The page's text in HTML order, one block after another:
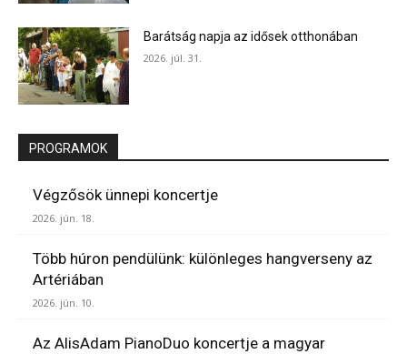
Barátság napja az idősek otthonában
2026. júl. 31.
PROGRAMOK
Végzősök ünnepi koncertje
2026. jún. 18.
Több húron pendülünk: különleges hangverseny az
Artériában
2026. jún. 10.
Az AlisAdam PianoDuo koncertje a magyar